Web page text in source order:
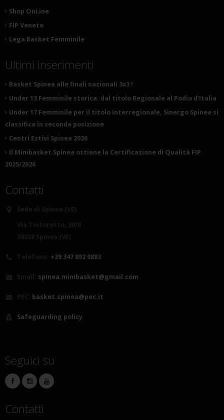
Shop OnLine
FIP Veneto
Lega Basket Femminile
Ultimi inserimenti
Basket Spinea alle finali nazionali 3x3 !
Under 13 Femminile storica: dal titolo Regionale al Podio d'Italia
Under 17 Femminile per il titolo Interregionale, Sinergo Spinea si
classifica in seconda posizione
Centri Estivi Spinea 2026
Il Minibasket Spinea ottiene la Certificazione di Qualità FIP
2025/2026
Contatti
+39 347 892 0883
spinea.minibasket@gmail.com
basket.spinea@pec.it
Safeguarding policy
Seguici su
Contatti